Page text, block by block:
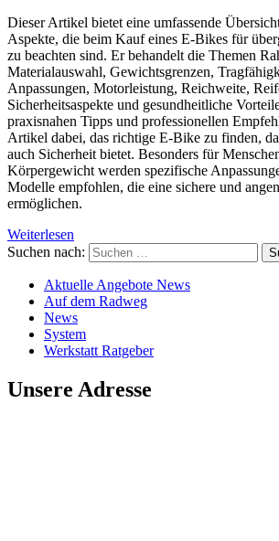
Dieser Artikel bietet eine umfassende
Aspekte, die beim Kauf eines E-Bikes für
zu beachten sind. Er behandelt die Themen
Materialauswahl, Gewichtsgrenzen,
Anpassungen, Motorleistung, Reichweite,
Sicherheitsaspekte und gesundheitliche
praxisnahen Tipps und professionellen
Artikel dabei, das richtige E-Bike zu finden,
auch Sicherheit bietet. Besonders für
Körpergewicht werden spezifische
Modelle empfohlen, die eine sichere und
ermöglichen.
Weiterlesen
Suchen nach:
Aktuelle Angebote News
Auf dem Radweg
News
System
Werkstatt Ratgeber
Unsere Adresse